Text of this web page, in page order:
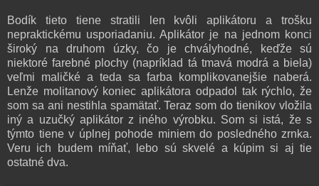
Bodík tieto tiene stratili len kvôli aplikátoru a trošku
nepraktickému usporiadaniu. Aplikátor je na jednom konci
široký na druhom úzky, čo je chvályhodné, keďže sú
niektoré farebné plochy (napríklad tá tmavá modrá a biela)
veľmi maličké a teda sa farba komplikovanejšie naberá.
Lenže molitanový koniec aplikátora odpadol tak rýchlo, že
som sa ani nestihla spamätať. Teraz som do tienikov vložila
iný a uzučký aplikátor z iného výrobku. Som si istá, že s
týmto tiene v úplnej pohode miniem do posledného zrnka.
Veru ich budem míňať, lebo sú skvelé a kúpim si aj tie
ostatné dva.